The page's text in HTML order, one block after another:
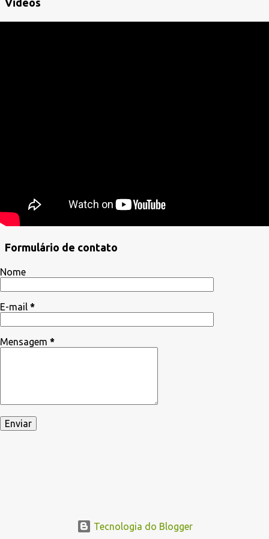
Videos
Formulário de contato
Nome
E-mail *
Mensagem *
Tecnologia do Blogger